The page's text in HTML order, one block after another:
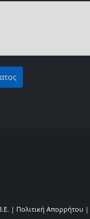
| Πολιτική Απορρήτου |